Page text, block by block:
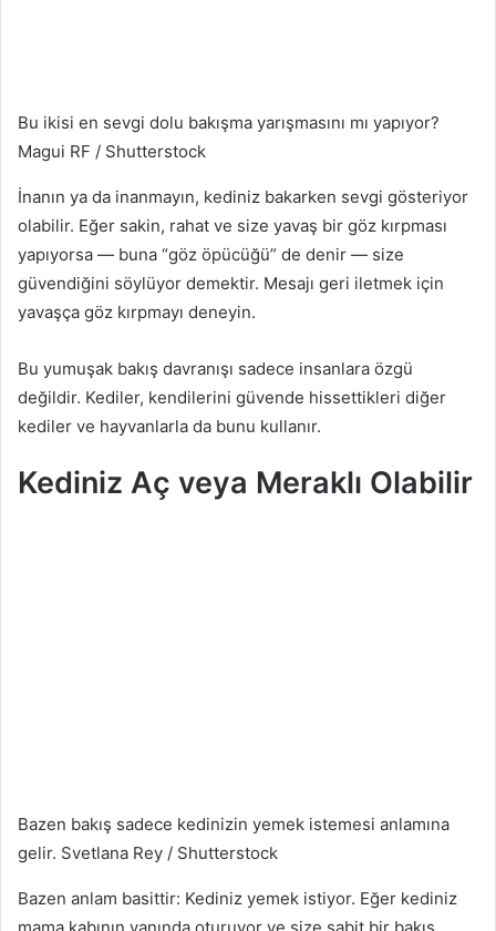
Bu ikisi en sevgi dolu bakışma yarışmasını mı yapıyor?
Magui RF / Shutterstock
İnanın ya da inanmayın, kediniz bakarken sevgi gösteriyor
olabilir. Eğer sakin, rahat ve size yavaş bir göz kırpması
yapıyorsa — buna “göz öpücüğü” de denir — size
güvendiğini söylüyor demektir. Mesajı geri iletmek için
yavaşça göz kırpmayı deneyin.
Bu yumuşak bakış davranışı sadece insanlara özgü
değildir. Kediler, kendilerini güvende hissettikleri diğer
kediler ve hayvanlarla da bunu kullanır.
Kediniz Aç veya Meraklı Olabilir
Bazen bakış sadece kedinizin yemek istemesi anlamına
gelir. Svetlana Rey / Shutterstock
Bazen anlam basittir: Kediniz yemek istiyor. Eğer kediniz